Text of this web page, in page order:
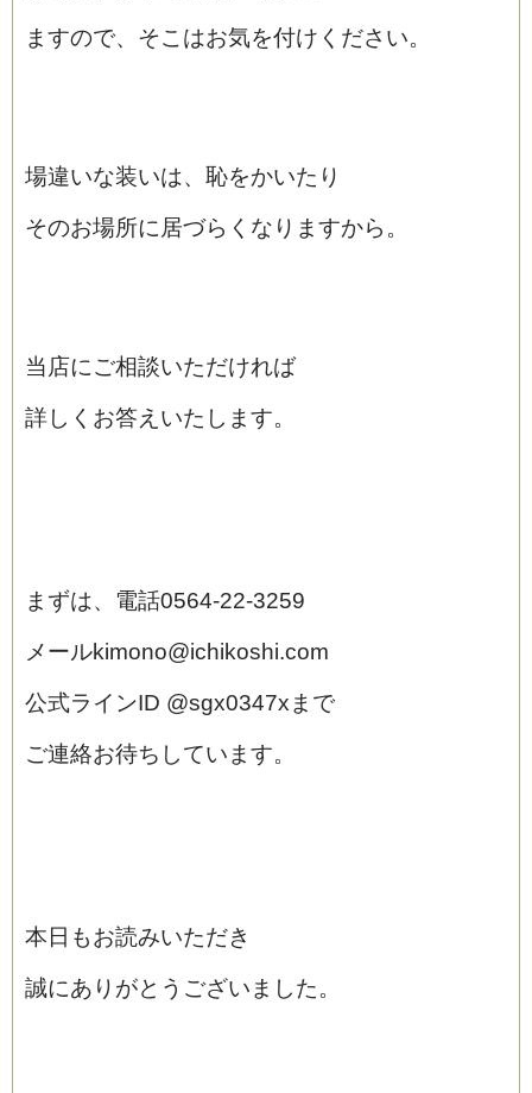
ますので、そこはお気を付けください。
場違いな装いは、恥をかいたり
そのお場所に居づらくなりますから。
当店にご相談いただければ
詳しくお答えいたします。
まずは、電話0564‐22‐3259
メールkimono@ichikoshi.com
公式ラインID @sgx0347xまで
ご連絡お待ちしています。
本日もお読みいただき
誠にありがとうございました。